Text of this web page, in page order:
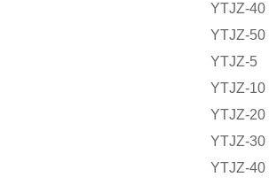
YTJZ-40
YTJZ-50
YTJZ-5
YTJZ-10
YTJZ-20
YTJZ-30
YTJZ-40